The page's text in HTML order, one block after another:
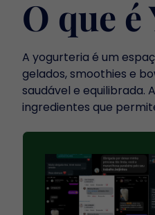
O que
A yogurteria é um
gelados, smoothies e
saudável e equilibrada.
ingredientes que